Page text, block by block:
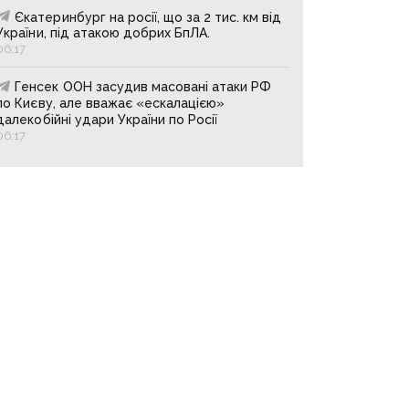
Єкатеринбург на росії, що за 2 тис. км від
під атакою добрих БпЛА.
Генсек ООН засудив масовані атаки РФ
Києву, але вважає «ескалацією»
удари України по Росії